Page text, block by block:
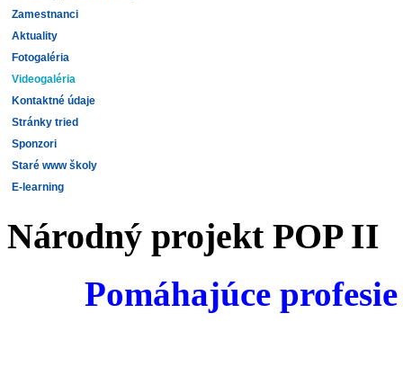
Zamestnanci
Aktuality
Fotogaléria
Videogaléria
Kontaktné údaje
Stránky tried
Sponzori
Staré www školy
E-learning
Národný projekt POP II
Pomáhajúce